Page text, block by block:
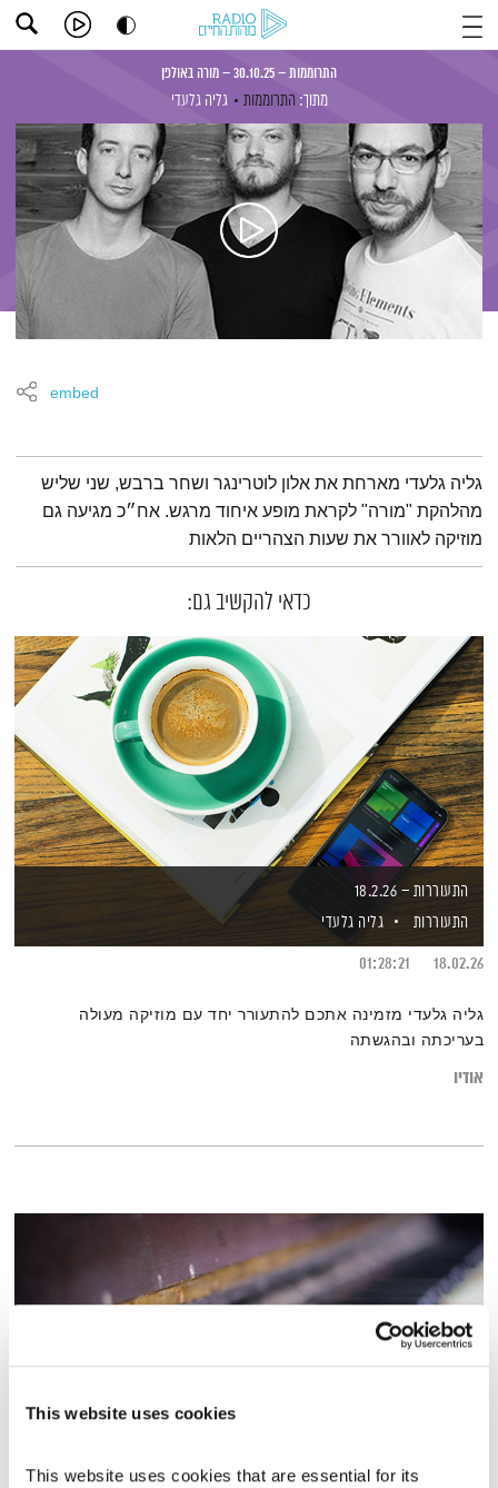
This website uses cookies
This website uses cookies that are essential for its
התרוממות – 30.10.25 – מורה באולפן
מתוך: התרוממות גליה גלעדי
embed
תמצית הפודקאסט
גליה גלעדי מארחת את אלון לוטרינגר ושחר ברבש, שני שליש
מהלהקת "מורה" לקראת מופע איחוד מרגש. אח״כ מגיעה גם
מוזיקה לאוורר את שעות הצהריים הלאות
כדאי להקשיב גם:
התעוררות – 18.2.26
התעוררות
גליה גלעדי
18.02.26
01:28:21
גליה גלעדי מזמינה אתכם להתעורר יחד עם מוזיקה מעולה
בעריכתה ובהגשתה
אודיו
התעוררות – 28.8.22